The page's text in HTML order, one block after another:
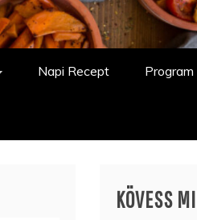
Napi Recept Program
KÖVESS